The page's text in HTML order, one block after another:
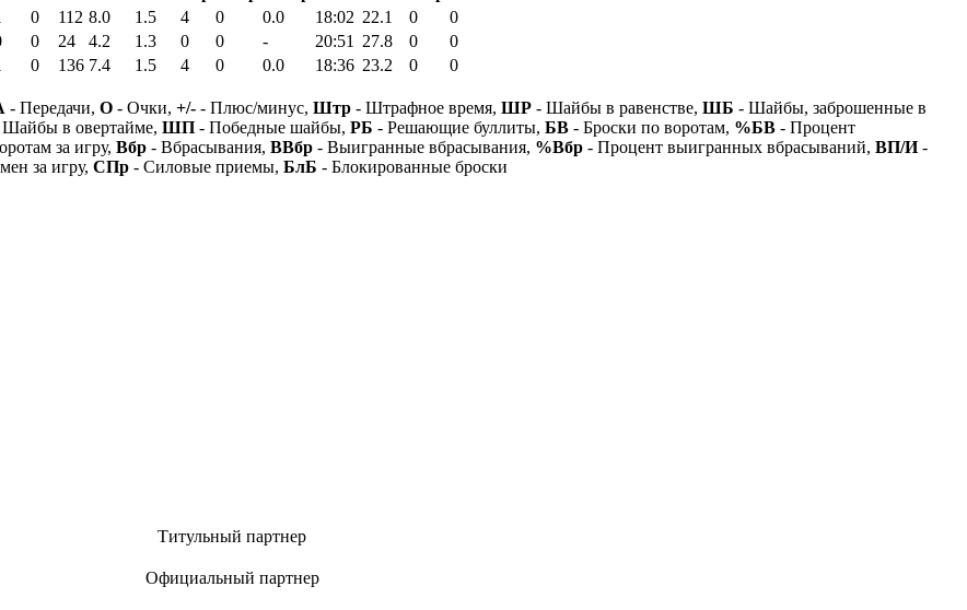
0 112 8.0 1.5 4 0 0.0 18:02 22.1 0
0
0 24 4.2 1.3 0 0 - 20:51 27.8 0
0
0 136 7.4 1.5 4 0 0.0 18:36 23.2 0
0
- Передачи, О - Очки, +/- - Плюс/минус, Штр - Штрафное время, ШР - Шайбы в равенстве, ШБ - Шайбы, заброшенные в
в овертайме, ШП - Победные шайбы, РБ - Решающие буллиты, БВ - Броски по воротам, %БВ - Процент
за игру, Вбр - Вбрасывания, ВВбр - Выигранные вбрасывания, %Вбр - Процент выигранных вбрасываний, ВП/И-
за игру, СПр - Силовые приемы, БлБ - Блокированные броски
Титульный партнер
Официальный партнер